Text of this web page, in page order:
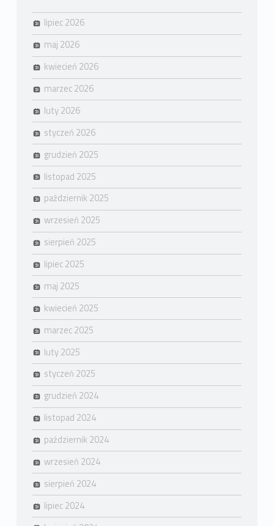
lipiec 2026
maj 2026
kwiecień 2026
marzec 2026
luty 2026
styczeń 2026
grudzień 2025
listopad 2025
październik 2025
wrzesień 2025
sierpień 2025
lipiec 2025
maj 2025
kwiecień 2025
marzec 2025
luty 2025
styczeń 2025
grudzień 2024
listopad 2024
październik 2024
wrzesień 2024
sierpień 2024
lipiec 2024